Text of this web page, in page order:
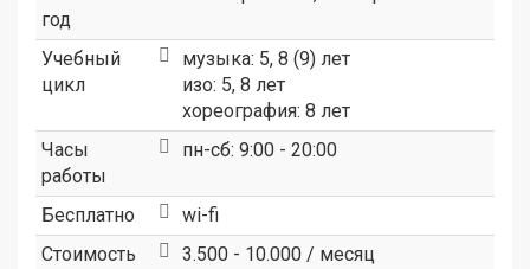
год
Учебный
цикл
музыка: 5, 8 (9) лет
изо: 5, 8 лет
хореография: 8 лет
Часы
работы
пн-сб: 9:00 - 20:00
Бесплатно
wi-fi
Стоимость
3.500 - 10.000 / месяц